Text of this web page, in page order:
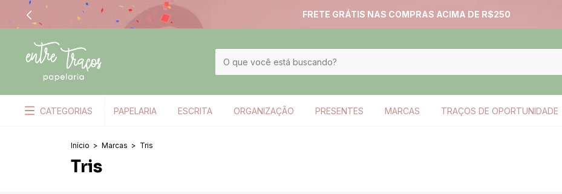
FRETE GRÁTIS NAS COMPRAS ACIMA DE R$250
CATEGORIAS PAPELARIA ESCRITA ORGANIZAÇÃO PRESENTES MARCAS TRAÇOS DE OPORTUNIDADE
Início > Marcas > Tris
Tris